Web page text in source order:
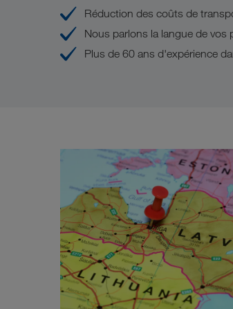
Réduction des coûts de
Nous parlons la langue de vos
Plus de 60 ans d'expérience